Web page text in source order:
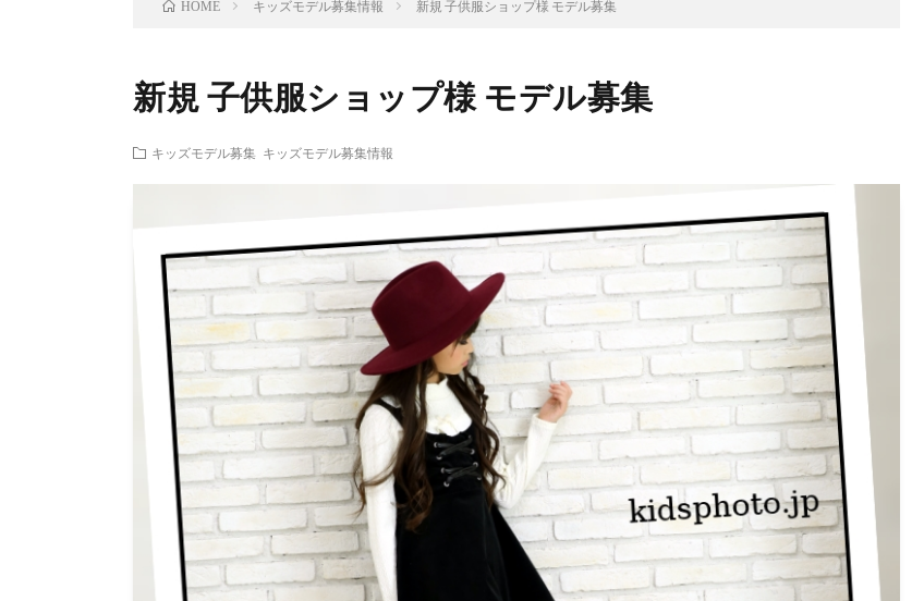
HOME キッズモデル募集情報 新規 子供服ショップ様 モデル募集
新規 子供服ショップ様 モデル募集
キッズモデル募集 キッズモデル募集情報